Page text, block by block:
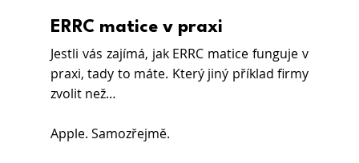
ERRC matice v praxi
Jestli vás zajímá, jak ERRC matice funguje v
praxi, tady to máte. Který jiný příklad firmy
zvolit než…
Apple. Samozřejmě.